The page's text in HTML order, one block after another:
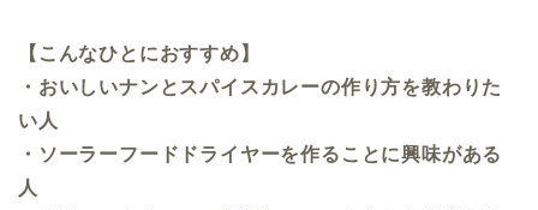
【こんなひとにおすすめ】
・おいしいナンとスパイスカレーの作り方を教わりた
い人
・ソーラーフードドライヤーを作ることに興味がある
人